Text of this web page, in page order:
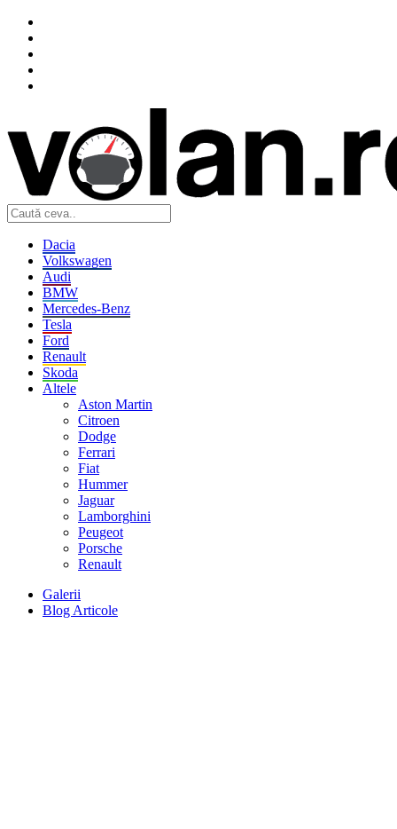
Dacia
Volkswagen
Audi
BMW
Mercedes-Benz
Tesla
Ford
Renault
Skoda
Altele
Aston Martin
Citroen
Dodge
Ferrari
Fiat
Hummer
Jaguar
Lamborghini
Peugeot
Porsche
Renault
Galerii
Blog Articole